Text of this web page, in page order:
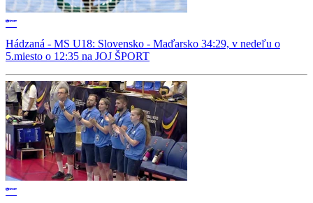
Hádzaná - MS U18: Slovensko - Maďarsko 34:29, v nedeľu o
5.miesto o 12:35 na JOJ ŠPORT